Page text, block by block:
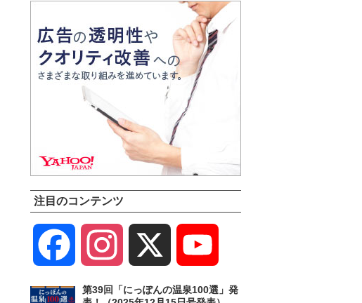
注目のコンテンツ
Facebook Instagram
Channel
第39回「にっぽんの温泉100選」発